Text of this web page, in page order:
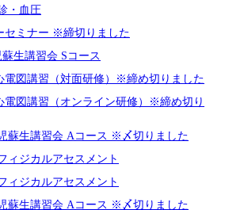
・血圧
セミナー ※締切りました
生講習会 Sコース
電図講習（対面研修）※締め切りました
電図講習（オンライン研修）※締め切り
蘇生講習会 Aコース ※〆切りました
ィジカルアセスメント
ィジカルアセスメント
蘇生講習会 Aコース ※〆切りました